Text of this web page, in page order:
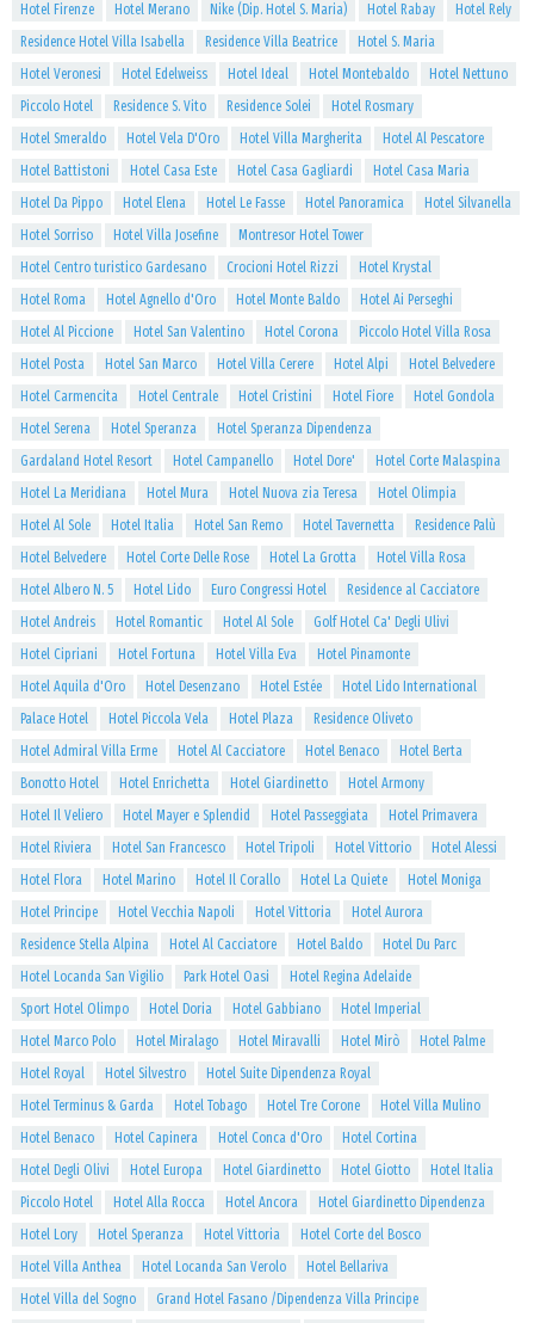
Hotel Firenze
Hotel Merano Nike (Dip. Hotel S. Maria) Hotel Rabay
Hotel Rely
Residence Hotel Villa Isabella
Residence Villa Beatrice
Hotel S. Maria
Hotel Veronesi
Hotel Edelweiss Hotel Ideal Hotel Montebaldo
Hotel Nettuno
Piccolo Hotel
Residence S. Vito Residence Solei
Hotel Rosmary
Hotel Smeraldo
Hotel Vela D'Oro Hotel Villa Margherita
Hotel Al Pescatore
Hotel Battistoni
Hotel Casa Este Hotel Casa Gagliardi
Hotel Casa Maria
Hotel Da Pippo
Hotel Elena Hotel Le Fasse Hotel Panoramica
Hotel Silvanella
Hotel Sorriso
Hotel Villa Josefine
Montresor Hotel Tower
Hotel Centro turistico Gardesano
Crocioni Hotel Rizzi
Hotel Krystal
Hotel Roma
Hotel Agnello d'Oro Hotel Monte Baldo
Hotel Ai Perseghi
Hotel Al Piccione
Hotel San Valentino Hotel Corona
Piccolo Hotel Villa Rosa
Hotel Posta
Hotel San Marco Hotel Villa Cerere Hotel Alpi
Hotel Belvedere
Hotel Carmencita
Hotel Centrale Hotel Cristini Hotel Fiore
Hotel Gondola
Hotel Serena
Hotel Speranza
Hotel Speranza Dipendenza
Gardaland Hotel Resort
Hotel Campanello Hotel Dore'
Hotel Corte Malaspina
Hotel La Meridiana
Hotel Mura Hotel Nuova zia Teresa
Hotel Olimpia
Hotel Al Sole
Hotel Italia Hotel San Remo Hotel Tavernetta
Residence Palù
Hotel Belvedere
Hotel Corte Delle Rose Hotel La Grotta
Hotel Villa Rosa
Hotel Albero N. 5
Hotel Lido Euro Congressi Hotel
Residence al Cacciatore
Hotel Andreis
Hotel Romantic Hotel Al Sole
Golf Hotel Ca' Degli Ulivi
Hotel Cipriani
Hotel Fortuna Hotel Villa Eva
Hotel Pinamonte
Hotel Aquila d'Oro
Hotel Desenzano Hotel Estée
Hotel Lido International
Palace Hotel
Hotel Piccola Vela Hotel Plaza
Residence Oliveto
Hotel Admiral Villa Erme
Hotel Al Cacciatore Hotel Benaco
Hotel Berta
Bonotto Hotel
Hotel Enrichetta Hotel Giardinetto
Hotel Armony
Hotel Il Veliero
Hotel Mayer e Splendid Hotel Passeggiata
Hotel Primavera
Hotel Riviera
Hotel San Francesco Hotel Tripoli Hotel Vittorio
Hotel Alessi
Hotel Flora
Hotel Marino Hotel Il Corallo Hotel La Quiete
Hotel Moniga
Hotel Principe
Hotel Vecchia Napoli Hotel Vittoria
Hotel Aurora
Residence Stella Alpina
Hotel Al Cacciatore Hotel Baldo
Hotel Du Parc
Hotel Locanda San Vigilio
Park Hotel Oasi
Hotel Regina Adelaide
Sport Hotel Olimpo
Hotel Doria Hotel Gabbiano
Hotel Imperial
Hotel Marco Polo
Hotel Miralago Hotel Miravalli Hotel Mirò
Hotel Palme
Hotel Royal
Hotel Silvestro
Hotel Suite Dipendenza Royal
Hotel Terminus & Garda
Hotel Tobago Hotel Tre Corone
Hotel Villa Mulino
Hotel Benaco
Hotel Capinera Hotel Conca d'Oro
Hotel Cortina
Hotel Degli Olivi
Hotel Europa Hotel Giardinetto Hotel Giotto
Hotel Italia
Piccolo Hotel
Hotel Alla Rocca Hotel Ancora
Hotel Giardinetto Dipendenza
Hotel Lory
Hotel Speranza Hotel Vittoria
Hotel Corte del Bosco
Hotel Villa Anthea
Hotel Locanda San Verolo
Hotel Bellariva
Hotel Villa del Sogno
Grand Hotel Fasano /Dipendenza Villa Principe